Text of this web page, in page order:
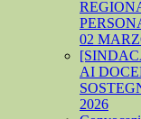
02
AI
2026